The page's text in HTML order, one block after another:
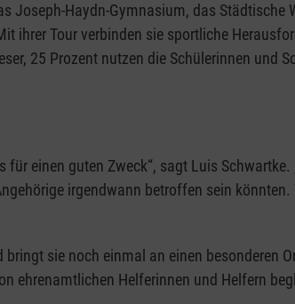
Joseph-Haydn-Gymnasium, das Städtische
ihrer Tour verbinden sie sportliche
25 Prozent nutzen die Schülerinnen und
einen guten Zweck“, sagt Luis Schwartke.
irgendwann betroffen sein
sie noch einmal an einen besonderen
ehrenamtlichen Helferinnen und Helfern